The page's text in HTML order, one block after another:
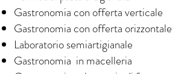
Gastronomia con offerta verticale
Gastronomia con offerta orizzontale
Laboratorio semiartigianale
Gastronomia in macelleria